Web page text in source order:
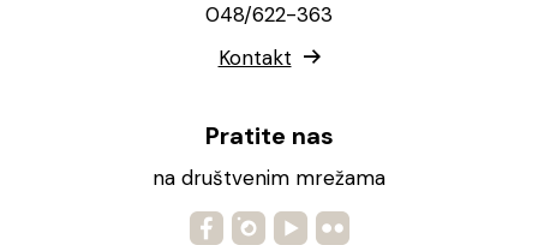
048/622-363
Kontakt
Pratite nas
na društvenim mrežama